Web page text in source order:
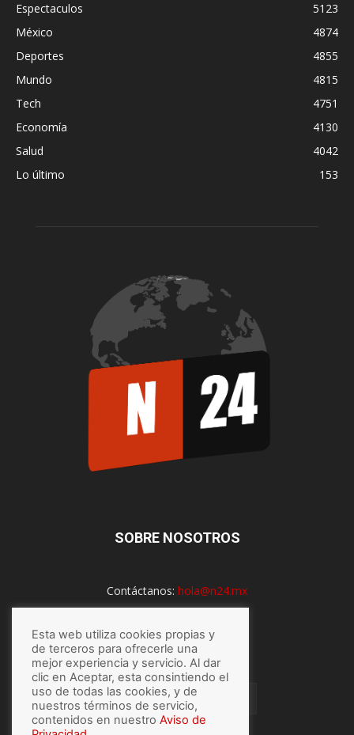
Espectaculos
5123
México
4874
Deportes
4855
Mundo
4815
Tech
4751
Economía
4130
Salud
4042
Lo último
153
SOBRE NOSOTROS
Contáctanos: hola@n24.mx
SÍGUENOS
Esta web utiliza cookies propias y
de terceros para ofrecerle una
mejor experiencia y servicio. Al dar
clic en Aceptar, esta consintiendo el
uso de todas las cookies, y de
nuestros términos de servicio,
contenidos en nuestro Aviso de